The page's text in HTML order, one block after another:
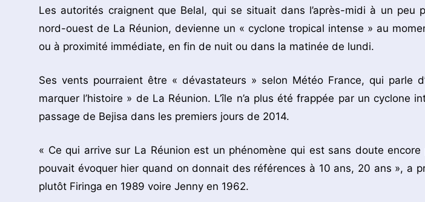
Les autorités craignent que Belal, qui se situait dans l’après-midi à un peu
nord-ouest de La Réunion, devienne un « cyclone tropical intense » au
ou à proximité immédiate, en fin de nuit ou dans la matinée de lundi.
Ses vents pourraient être « dévastateurs » selon Météo France, qui parle
marquer l’histoire » de La Réunion. L’île n’a plus été frappée par un cyclone
passage de Bejisa dans les premiers jours de 2014.
« Ce qui arrive sur La Réunion est un phénomène qui est sans doute encore
pouvait évoquer hier quand on donnait des références à 10 ans, 20 ans », a
plutôt Firinga en 1989 voire Jenny en 1962.